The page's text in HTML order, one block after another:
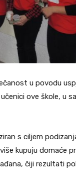
u povodu
ove škole, u
s ciljem
kupuju domaće
čiji rezultati